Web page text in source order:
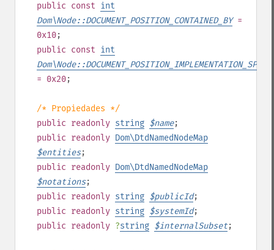
public const int
Dom\Node::DOCUMENT_POSITION_CONTAINED_BY=
0x10;
public const int
= 0x20;
/* Propiedades */
public readonly string $name;
public readonly Dom\DtdNamedNodeMap
$entities;
public readonly Dom\DtdNamedNodeMap
$notations;
public readonly string $publicId;
public readonly string $systemId;
public readonly ?string $internalSubset;